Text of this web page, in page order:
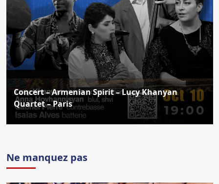
Concert – Armenian Spirit – Lucy Khanyan
Quartet – Paris
Ne manquez pas